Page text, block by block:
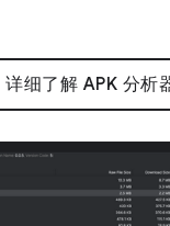
详细了解 APK 分析